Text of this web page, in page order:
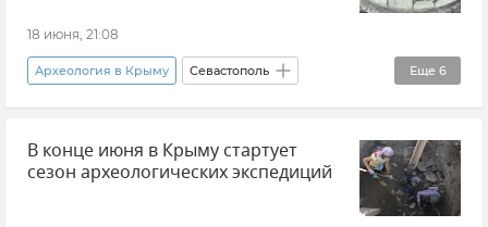
18 июня, 21:08
Еще 6
Археология в Крыму Севастополь
Херсонес
В конце июня в Крыму стартует
сезон археологических экспедиций